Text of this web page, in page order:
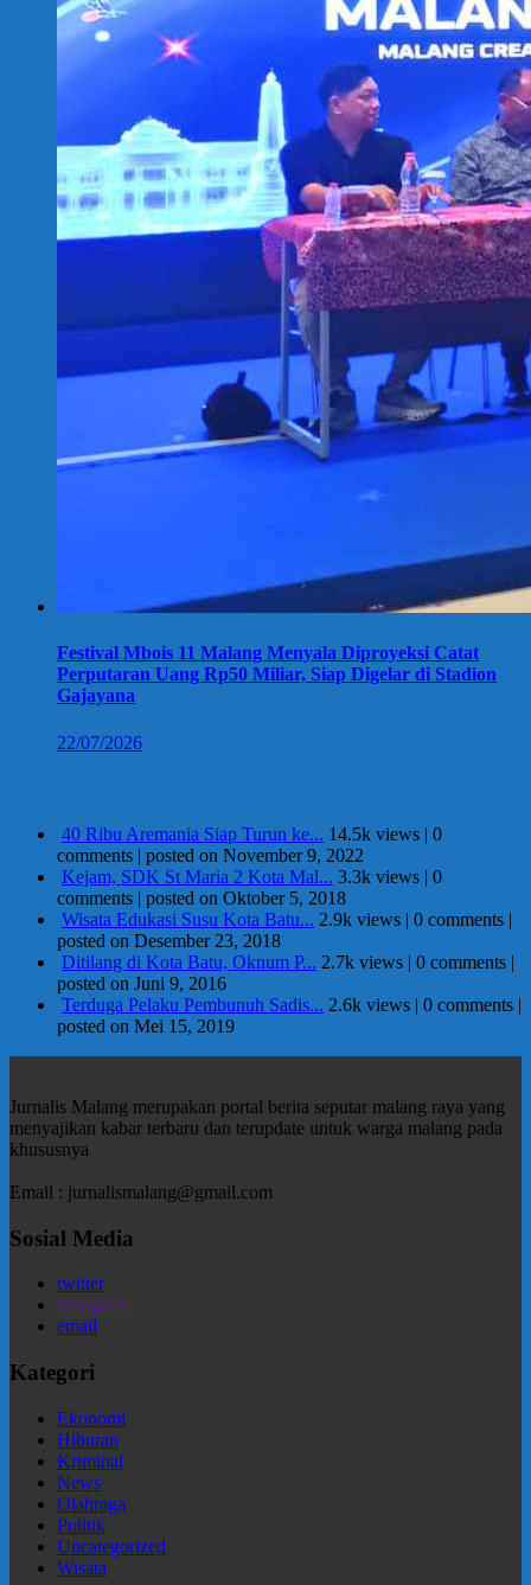
Festival Mbois 11 Malang Menyala Diproyeksi Catat
Perputaran Uang Rp50 Miliar, Siap Digelar di Stadion
Gajayana
22/07/2026
40 Ribu Aremania Siap Turun ke... 14.5k views | 0
comments | posted on November 9, 2022
Kejam, SDK St Maria 2 Kota Mal... 3.3k views | 0
comments | posted on Oktober 5, 2018
Wisata Edukasi Susu Kota Batu... 2.9k views | 0 comments |
posted on Desember 23, 2018
Ditilang di Kota Batu, Oknum P... 2.7k views | 0 comments |
posted on Juni 9, 2016
Terduga Pelaku Pembunuh Sadis... 2.6k views | 0 comments |
posted on Mei 15, 2019
Jurnalis Malang merupakan portal berita seputar malang raya yang
menyajikan kabar terbaru dan terupdate untuk warga malang pada
khususnya
Email : jurnalismalang@gmail.com
Sosial Media
twitter
instagram
email
Kategori
Ekonomi
Hiburan
Kriminal
News
Olahraga
Politik
Uncategorized
Wisata